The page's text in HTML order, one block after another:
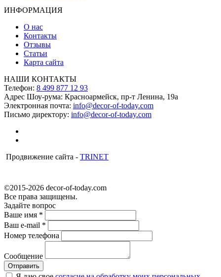
ИНФОРМАЦИЯ
О нас
Контакты
Отзывы
Статьи
Карта сайта
НАШИ КОНТАКТЫ
Телефон: 8 499 877 12 93
Адрес Шоу-рума: Красноармейск, пр-т Ленина, 19а
Электронная почта: info@decor-of-today.com
Письмо директору: info@decor-of-today.com
Продвижение сайта - TRINET
©2015-2026 decor-of-today.com
Все права защищены.
Задайте вопрос
Ваше имя *
Ваш e-mail *
Номер телефона
Сообщение